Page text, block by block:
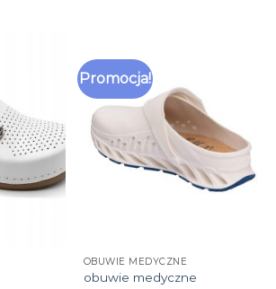
Promocja!
OBUWIE MEDYCZNE
obuwie medyczne